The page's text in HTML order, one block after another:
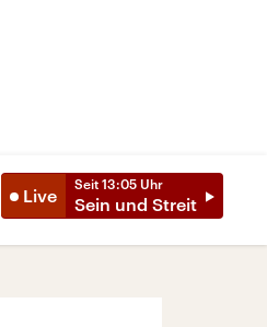
Live
Seit 13:05 Uhr
Sein und Streit